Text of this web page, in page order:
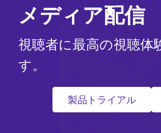
メディア配信
視聴者に最高の視聴体
す。
製品トライアル